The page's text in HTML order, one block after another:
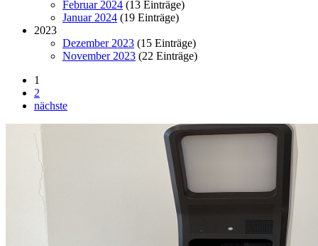
Februar 2024 (13 Einträge)
Januar 2024 (19 Einträge)
2023
Dezember 2023 (15 Einträge)
November 2023 (22 Einträge)
1
2
nächste